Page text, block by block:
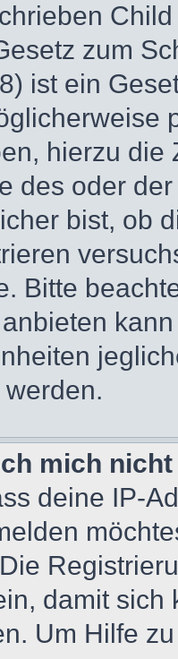
zum
ist ein
hierzu die
des oder
bist, ob
Bitte
mich
deine IP-
damit
Um Hilfe